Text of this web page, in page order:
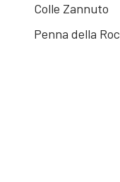
Colle Zannuto
Penna della